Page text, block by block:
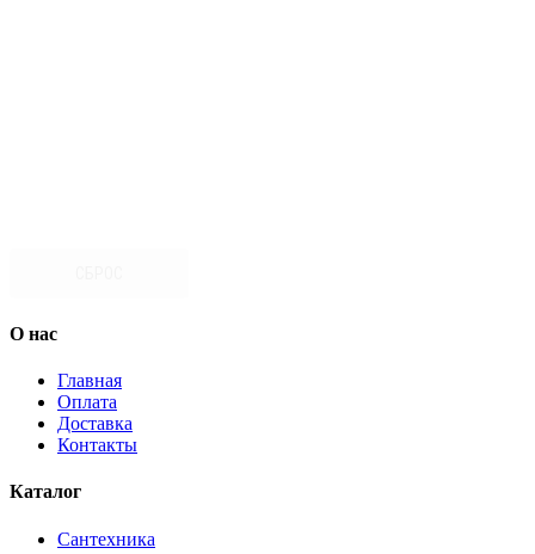
О нас
Главная
Оплата
Доставка
Контакты
Каталог
Сантехника